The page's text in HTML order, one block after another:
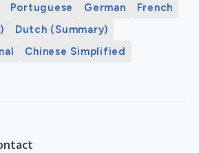
Portuguese German
French
Dutch (Summary)
Chinese Simplified